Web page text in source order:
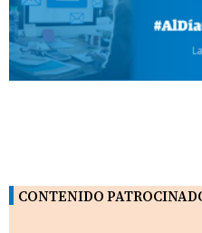
CONTENIDO